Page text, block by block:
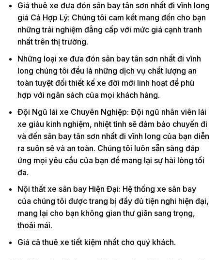
Giá thuê xe đưa đón sân bay tân sơn nhất đi vĩnh long
giá Cả Hợp Lý: Chúng tôi cam kết mang đến cho bạn
những trải nghiệm đẳng cấp với mức giá cạnh tranh
nhất trên thị trường.
Những loại xe đưa đón sân bay tân sơn nhất đi vĩnh
long chúng tôi đều là những dịch vụ chất lượng an
toàn tuyệt đối thiết kế xe đời mới linh hoạt để phù
hợp với ngân sách của mọi khách hàng.
Đội Ngũ lái xe Chuyên Nghiệp: Đội ngũ nhân viên lái
xe giàu kinh nghiệm, nhiệt tình sẽ đảm bảo chuyến đi
và đến sân bay tân sơn nhất đi vĩnh long của bạn diễn
ra suôn sẻ và an toàn. Chúng tôi luôn sẵn sàng đáp
ứng mọi yêu cầu của bạn để mang lại sự hài lòng tối
đa.
Nội thất xe sân bay Hiện Đại: Hệ thống xe sân bay
của chúng tôi được trang bị đầy đủ tiện nghi hiện đại,
mang lại cho bạn không gian thư giãn sang trọng,
thoải mái.
Giá cả thuê xe tiết kiệm nhất cho quý khách.